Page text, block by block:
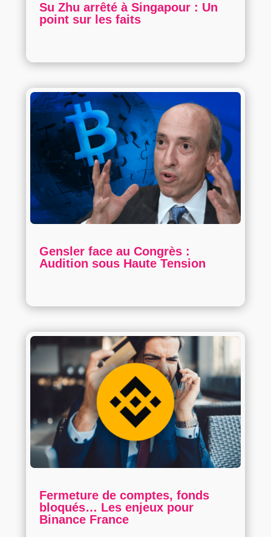
Su Zhu arrêté à Singapour : Un
point sur les faits
Gensler face au Congrès :
Audition sous Haute Tension
Fermeture de comptes, fonds
bloqués… Les enjeux pour
Binance France